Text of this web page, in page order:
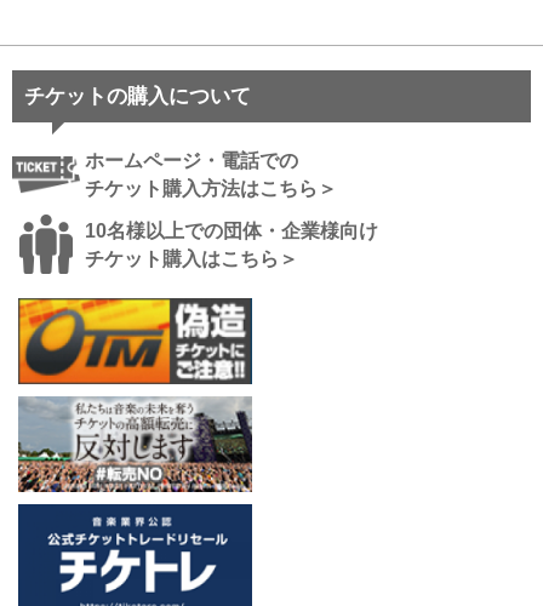
チケットの購入について
ホームページ・電話での
チケット購入方法はこちら＞
10名様以上での団体・企業様向け
チケット購入はこちら＞